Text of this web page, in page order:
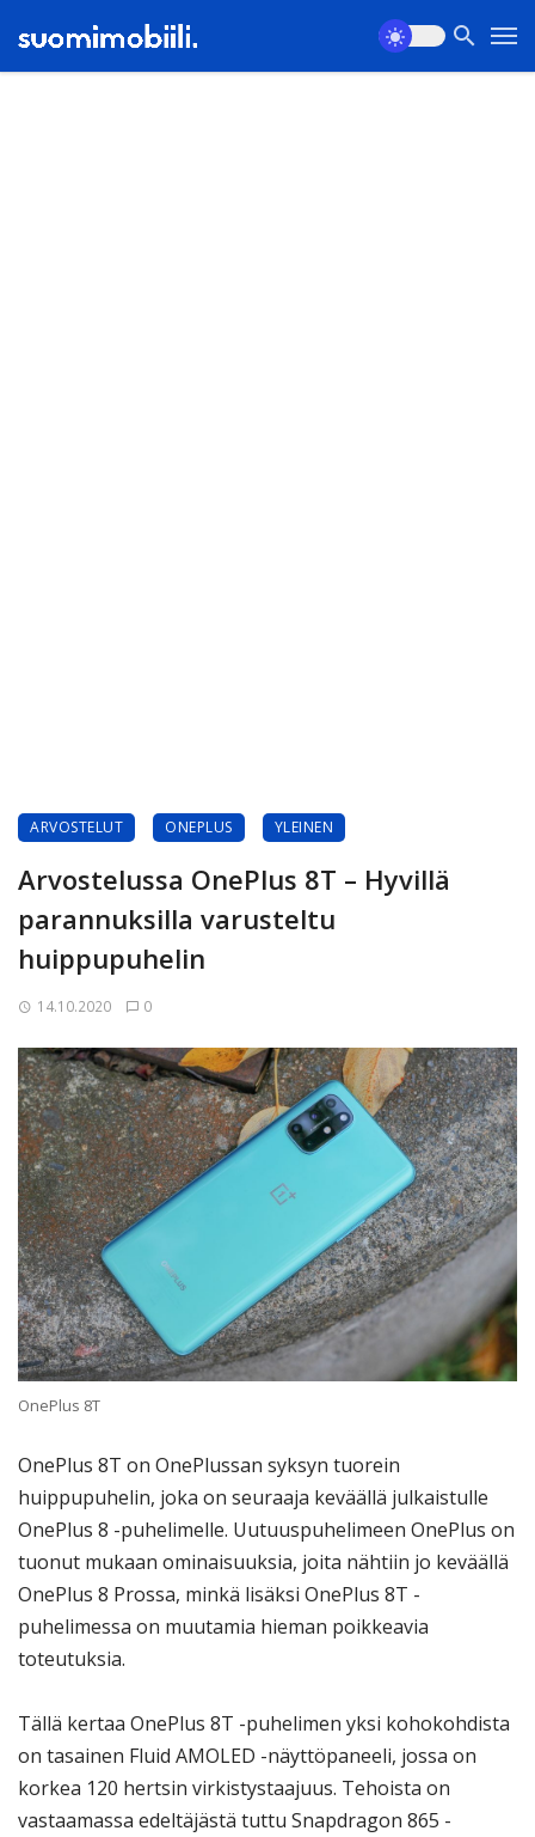
ARVOSTELUT ONEPLUS YLEINEN
Arvostelussa OnePlus 8T – Hyvillä
parannuksilla varusteltu
huippupuhelin
14.10.2020 0
OnePlus 8T
OnePlus 8T on OnePlussan syksyn tuorein
huippupuhelin, joka on seuraaja keväällä julkaistulle
OnePlus 8 -puhelimelle. Uutuuspuhelimeen OnePlus on
tuonut mukaan ominaisuuksia, joita nähtiin jo keväällä
OnePlus 8 Prossa, minkä lisäksi OnePlus 8T -
puhelimessa on muutamia hieman poikkeavia
toteutuksia.
Tällä kertaa OnePlus 8T -puhelimen yksi kohokohdista
on tasainen Fluid AMOLED -näyttöpaneeli, jossa on
korkea 120 hertsin virkistystaajuus. Tehoista on
vastaamassa edeltäjästä tuttu Snapdragon 865 -